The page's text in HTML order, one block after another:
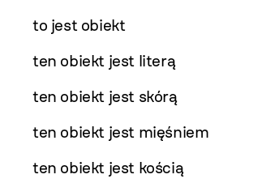
to jest obiekt
ten obiekt jest literą
ten obiekt jest skórą
ten obiekt jest mięśniem
ten obiekt jest kością